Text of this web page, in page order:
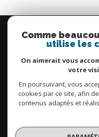
Comme
utilise les
On aimerait vous
votre
En poursuivant, vous
cookies par ce site, afin
contenus adaptés et